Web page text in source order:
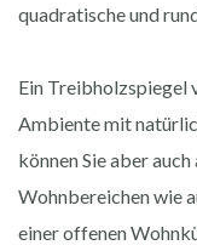
quadratische und
Ein Treibholzspiegel
Ambiente mit
können Sie aber
Wohnbereichen wie
einer offenen